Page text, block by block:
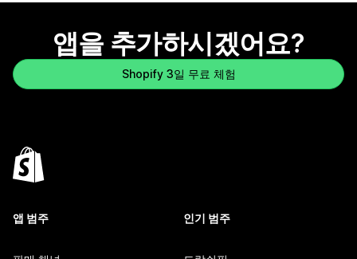
앱을 추가하시겠어요?
Shopify 3일 무료 체험
앱 범주 인기 범주